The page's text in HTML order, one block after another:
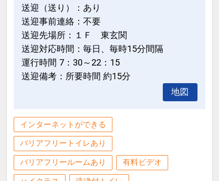
送迎（送り）：あり
送迎事前連絡：不要
送迎先場所：１Ｆ 東玄関
送迎対応時間：毎日、毎時15分間隔
運行時間 7：30～22：15
送迎備考：所要時間 約15分
地図
インターネットができる
バリアフリートイレあり
バリアフリールームあり 有料ビデオ